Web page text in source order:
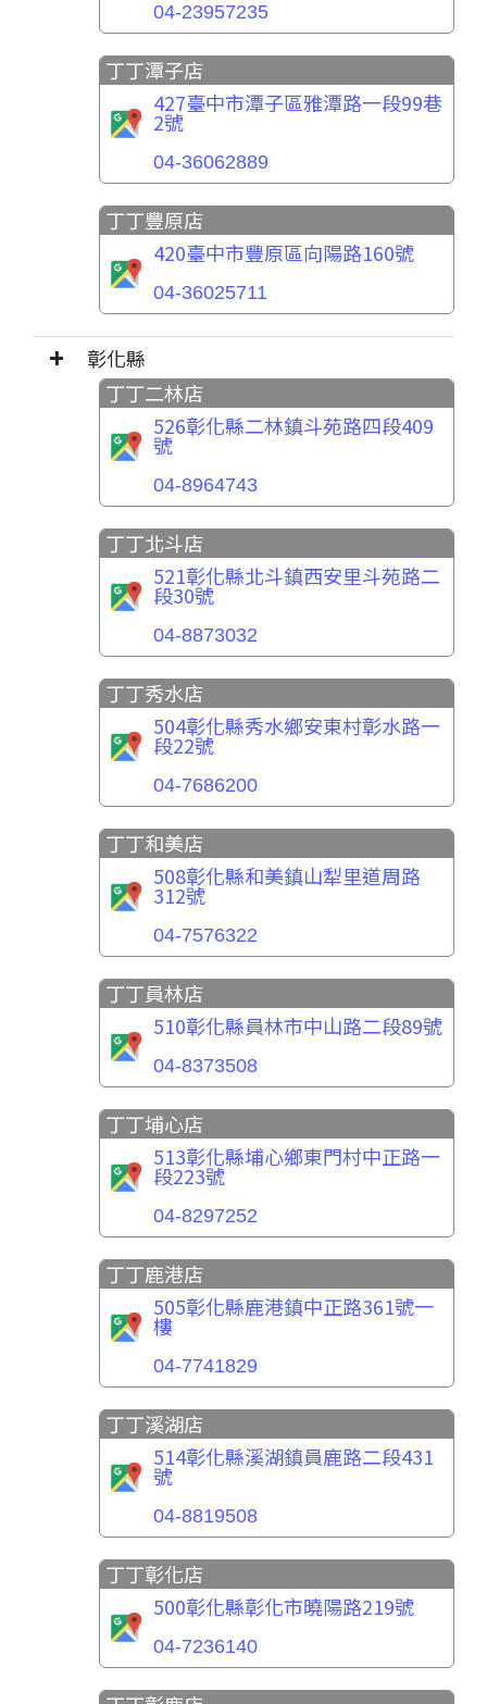
04-23957235
丁丁潭子店
427臺中市潭子區雅潭路一段99巷
2號
04-36062889
丁丁豐原店
420臺中市豐原區向陽路160號
04-36025711
彰化縣
丁丁二林店
526彰化縣二林鎮斗苑路四段409
號
04-8964743
丁丁北斗店
521彰化縣北斗鎮西安里斗苑路二
段30號
04-8873032
丁丁秀水店
504彰化縣秀水鄉安東村彰水路一
段22號
04-7686200
丁丁和美店
508彰化縣和美鎮山犁里道周路
312號
04-7576322
丁丁員林店
510彰化縣員林市中山路二段89號
04-8373508
丁丁埔心店
513彰化縣埔心鄉東門村中正路一
段223號
04-8297252
丁丁鹿港店
505彰化縣鹿港鎮中正路361號一
樓
04-7741829
丁丁溪湖店
514彰化縣溪湖鎮員鹿路二段431
號
04-8819508
丁丁彰化店
500彰化縣彰化市曉陽路219號
04-7236140